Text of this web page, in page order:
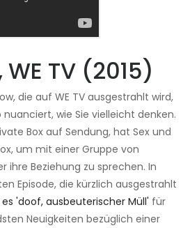
TV (2015)
die auf WE TV ausgestrahlt wird,
wie Sie vielleicht denken.
Box auf Sendung, hat Sex und
um mit einer Gruppe von
ihre Beziehung zu sprechen. In
Episode, die kürzlich ausgestrahlt
'doof, ausbeuterischer Müll' für
Neuigkeiten bezüglich einer